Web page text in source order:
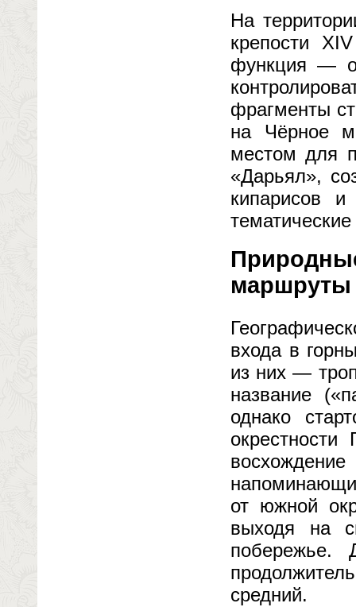
На
крепости
функция —
фрагменты
на Чёрное
местом для
«Дарьял»,
кипарисов
маршруты
входа в
из них —
название
однако
от южной
выходя на
средний.